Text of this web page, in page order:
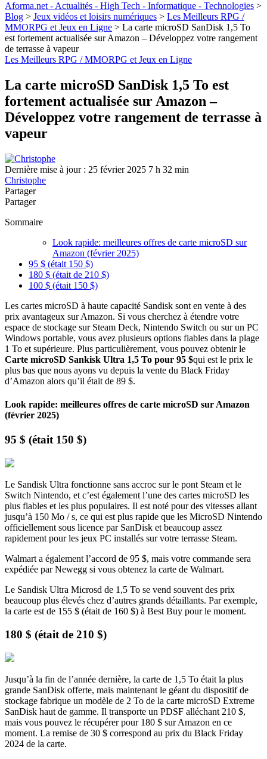
Aforma.net - Actualités - High Tech - Informatique - Technologies >
Blog > Jeux vidéos et loisirs numériques > Les Meilleurs RPG /
MMORPG et Jeux en Ligne > La carte microSD SanDisk 1,5 To
est fortement actualisée sur Amazon – Développez votre rangement
de terrasse à vapeur
Les Meilleurs RPG / MMORPG et Jeux en Ligne
La carte microSD SanDisk 1,5 To est
fortement actualisée sur Amazon –
Développez votre rangement de terrasse à
vapeur
Dernière mise à jour : 25 février 2025 7 h 32 min
Christophe
Partager
Partager
Sommaire
Look rapide: meilleures offres de carte microSD sur
Amazon (février 2025)
95 $ (était 150 $)
180 $ (était de 210 $)
100 $ (était 150 $)
Les cartes microSD à haute capacité Sandisk sont en vente à des
prix avantageux sur Amazon. Si vous cherchez à étendre votre
espace de stockage sur Steam Deck, Nintendo Switch ou sur un PC
Windows portable, vous avez plusieurs options fiables dans la plage
1 To et supérieure. Plus particulièrement, vous pouvez obtenir le
Carte microSD Sankisk Ultra 1,5 To pour 95 $qui est le prix le
plus bas que nous ayons vu depuis la vente du Black Friday
d’Amazon alors qu’il était de 89 $.
Look rapide: meilleures offres de carte microSD sur Amazon
(février 2025)
95 $ (était 150 $)
Le Sandisk Ultra fonctionne sans accroc sur le pont Steam et le
Switch Nintendo, et c’est également l’une des cartes microSD les
plus fiables et les plus populaires. Il est noté pour des vitesses allant
jusqu’à 150 Mo / s, ce qui est plus rapide que les MicroSD Nintendo
officiellement sous licence par SanDisk et beaucoup assez
rapidement pour les jeux PC installés sur votre terrasse Steam.
Walmart a également l’accord de 95 $, mais votre commande sera
expédiée par Newegg si vous obtenez la carte de Walmart.
Le Sandisk Ultra Microsd de 1,5 To se vend souvent des prix
beaucoup plus élevés chez d’autres grands détaillants. Par exemple,
la carte est de 155 $ (était de 160 $) à Best Buy pour le moment.
180 $ (était de 210 $)
Jusqu’à la fin de l’année dernière, la carte de 1,5 To était la plus
grande SanDisk offerte, mais maintenant le géant du dispositif de
stockage fabrique un modèle de 2 To de la carte microSD Extreme
SanDisk haut de gamme. Il transporte un PDSF alléchant 210 $,
mais vous pouvez le récupérer pour 180 $ sur Amazon en ce
moment. La remise de 30 $ correspond au prix du Black Friday
2024 de la carte.